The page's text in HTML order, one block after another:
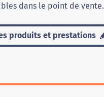
dans le point de vente.
produits et prestations